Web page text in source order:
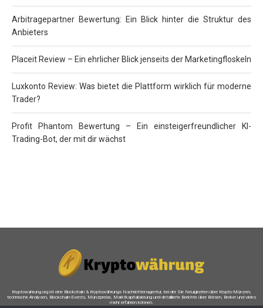
Arbitragepartner Bewertung: Ein Blick hinter die Struktur des
Anbieters
Placeit Review – Ein ehrlicher Blick jenseits der Marketingfloskeln
Luxkonto Review: Was bietet die Plattform wirklich für moderne
Trader?
Profit Phantom Bewertung – Ein einsteigerfreundlicher KI-
Trading-Bot, der mit dir wächst
Kryptowahrung.org ist eine Blockchain & Kryptowährungs Nachrichtenagentur, bei der Sie Neuigkeiten über Krypto-Münzen,
technische Analysen, Blockchain-Events, Münzpreise, Marktkapitalisierung und detaillierte Berichte über Börsen, Broker und vieles
mehr erfahren können.